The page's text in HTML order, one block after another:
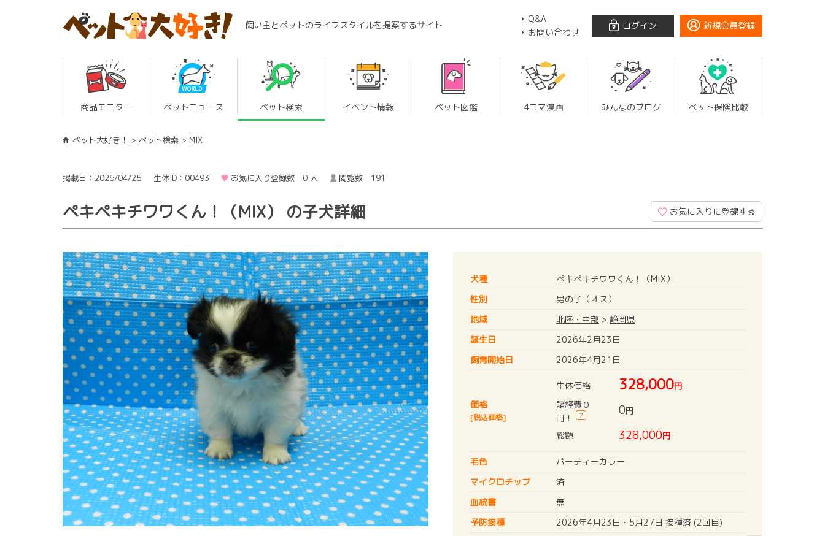
飼い主とペットのライフスタイルを提案するサイト
Q&A
お問い合わせ
ログイン 新規会員登録
商品モニター ペットニュース ペット検索 イベント情報 ペット図鑑 4コマ漫画 みんなのブログ ペット保険比較
ペット大好き！ ペット検索 MIX
掲載日：2026/04/25 生体ID：00493 お気に入り登録数 0 人 閲覧数 191
ペキペキチワワくん！（MIX） の子犬詳細 お気に入りに登録する
犬種 ペキペキチワワくん！（MIX）
性別
男の子（オス）
地域
北陸・中部 > 静岡県
誕生日
2026年2月23日
飼育開始日
2026年4月21日
価格
[税込価格]
生体価格 328,000円
諸経費０
円！
? 0円
総額 328,000円
毛色
パーティーカラー
マイクロチップ
済
血統書
無
予防接種
2026年4月23日・5月27日 接種済 (2回目)